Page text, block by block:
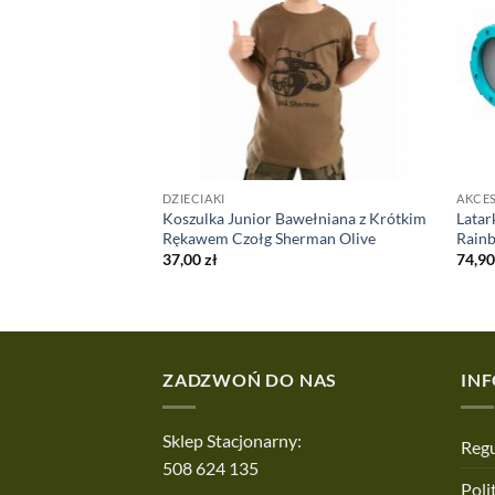
DZIECIAKI
Koszulka Junior Bawełniana z Krótkim
Rękawem Czołg Sherman Olive
37,00zł
ZADZWOŃ DO NAS
Sklep Stacjonarny:
508 624 135